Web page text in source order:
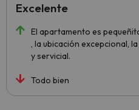
El apartamento es
, la ubicación excepcional,
y servicial.
Todo bien
Excelente